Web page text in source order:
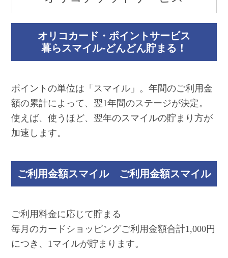
オリコカード・ポイントサービス
暮らスマイル-どんどん貯まる！
ポイントの単位は「スマイル」。年間のご利用金
額の累計によって、翌1年間のステージが決定。
使えば、使うほど、翌年のスマイルの貯まり方が
加速します。
ご利用金額スマイル ご利用金額スマイル
ご利用料金に応じて貯まる
毎月のカードショッピングご利用金額合計1,000円
につき、1マイルが貯まります。